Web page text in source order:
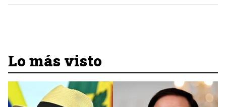
Lo más visto